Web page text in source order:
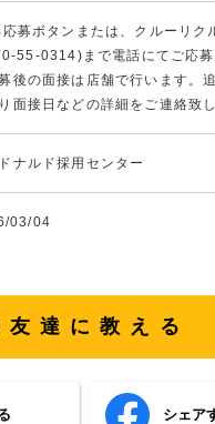
募ボタンまたは、クルーリク
55-0314)まで電話にてご応募
後の面接は店舗で行います。
面接日などの詳細をご連絡致し
ナルド採用センター
03/04
友達に教える
シェア